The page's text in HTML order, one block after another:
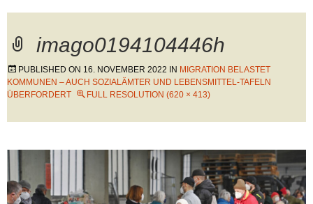
imago0194104446h
PUBLISHED ON 16. NOVEMBER 2022 IN MIGRATION BELASTET
KOMMUNEN – AUCH SOZIALÄMTER UND LEBENSMITTEL-TAFELN
ÜBERFORDERT
FULL RESOLUTION (620 × 413)